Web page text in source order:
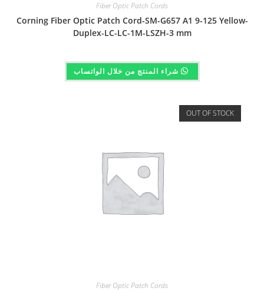
Fiber Optic Patch Cords
Corning Fiber Optic Patch Cord-SM-G657 A1 9-125 Yellow-
Duplex-LC-LC-1M-LSZH-3 mm
شراء المنتج من خلال الواتساب
OUT OF STOCK
Fiber Optic Patch Cords